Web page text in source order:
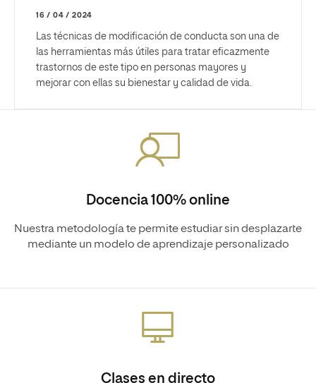
16 / 04 / 2024
Las técnicas de modificación de conducta son una de
las herramientas más útiles para tratar eficazmente
trastornos de este tipo en personas mayores y
mejorar con ellas su bienestar y calidad de vida.
Docencia 100% online
Nuestra metodología te permite estudiar sin desplazarte
mediante un modelo de aprendizaje personalizado
Clases en directo